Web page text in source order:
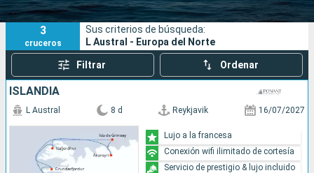
Puertos Compañías
Buscar
3
cruceros
Sus criterios de búsqueda:
L Austral - Europa del Norte
Filtrar Ordenar
ISLANDIA
L Austral 8 d Reykjavik 16/07/2027
Lujo a la francesa
Conexión wifi ilimitado de cortesía
Servicio de prestigio & lujo incluido